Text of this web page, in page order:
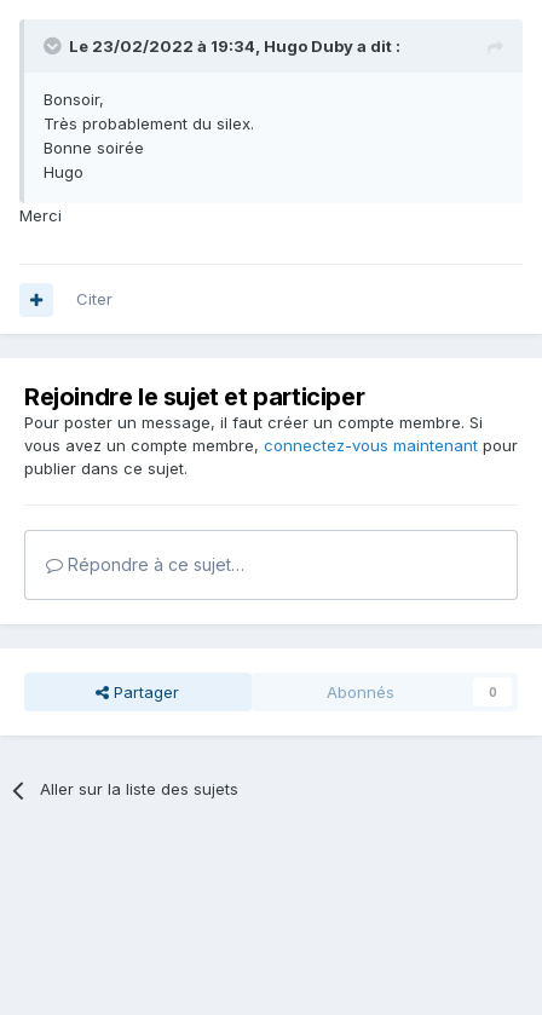
Le 23/02/2022 à 19:34, Hugo Dubya dit :
Bonsoir,
Très probablement du silex.
Bonne soirée
Hugo
Merci
Citer
Rejoindre le sujet et participer
Pour poster un message, il faut créer un compte membre. Si
vous avez un compte membre, connectez-vous maintenant pour
publier dans ce sujet.
Répondre à ce sujet…
Partager Abonnés 0
Aller sur la liste des sujets